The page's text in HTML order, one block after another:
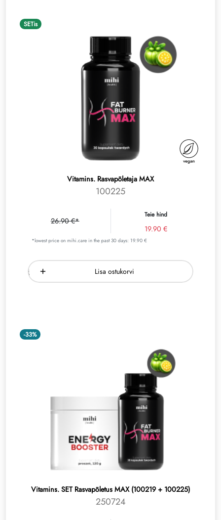
SETis
Vitamins. Rasvapõletaja MAX
100225
26.90 €*
Teie hind
19.90 €
*lowest price on mihi.care in the past 30 days: 19.90 €
Lisa ostukorvi
-33%
Vitamins. SET Rasvapõletus MAX (100219 + 100225)
250724